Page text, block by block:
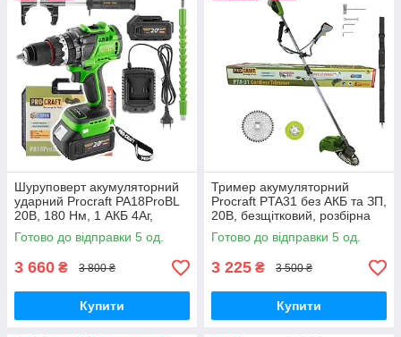
Шуруповерт акумуляторний
ударний Procraft PA18ProBL
20В, 180 Нм, 1 АКБ 4Аг,
зарядний 2А, кейс,
безщітковий дриль-
Готово до відправки 5 од.
3 660 ₴ 3 800 ₴
Купити
Тример акумуляторний
Procraft PTA31 без АКБ та ЗП,
20В, безщітковий, розбірна
штанга, велосипедна ручка
Готово до відправки 5 од.
3 225 ₴ 3 500 ₴
Купити